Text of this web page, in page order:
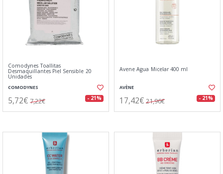
Comodynes Toallitas
Desmaquillantes Piel Sensible 20
Unidades
COMODYNES
5,72€ 7,22€ - 21%
Avene Agua Micelar 400 ml
AVÈNE
17,42€ 21,96€ - 21%